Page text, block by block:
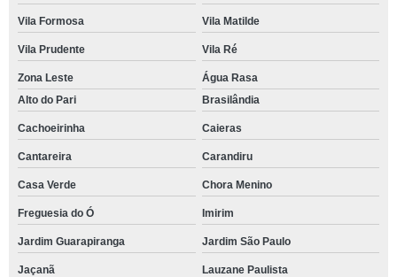
Vila Formosa Vila Matilde
Vila Prudente Vila Ré
Zona Leste
Água Rasa
Alto do Pari
Brasilândia
Cachoeirinha Caieras
Cantareira Carandiru
Casa Verde Chora Menino
Freguesia do Ó Imirim
Jardim Guarapiranga Jardim São Paulo
Jaçanã Lauzane Paulista